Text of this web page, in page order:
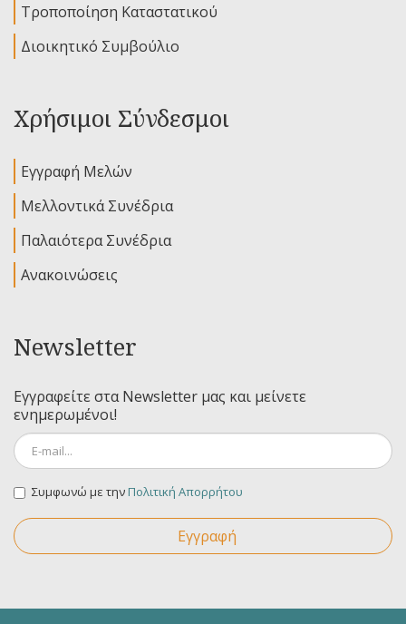
Τροποποίηση Καταστατικού
Διοικητικό Συμβούλιο
Χρήσιμοι Σύνδεσμοι
Εγγραφή Μελών
Μελλοντικά Συνέδρια
Παλαιότερα Συνέδρια
Ανακοινώσεις
Newsletter
Εγγραφείτε στα Newsletter μας και μείνετε
ενημερωμένοι!
Συμφωνώ με τηνΠολιτική Απορρήτου
Εγγραφή